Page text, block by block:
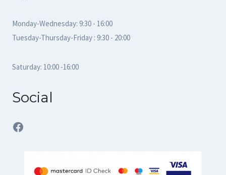
Monday-Wednesday: 9:30 - 16:00
Tuesday-Thursday-Friday : 9:30 - 20:00
Saturday: 10:00 -16:00
Social
Facebook